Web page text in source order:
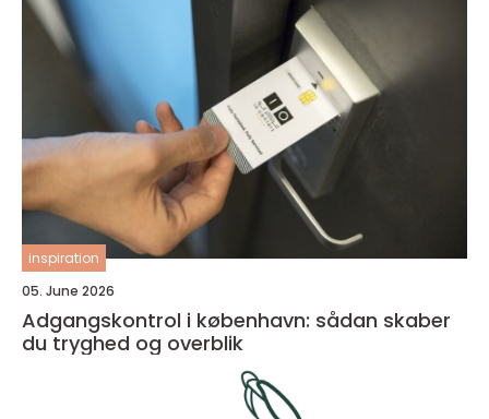
inspiration
05. June 2026
Adgangskontrol i københavn: sådan skaber
du tryghed og overblik